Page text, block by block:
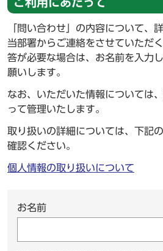
「問い合わせ」の内容について、
当部署からご連絡をさせていただ
答が必要な場合は、お名前を入力
願いします。
なお、いただいた情報については
って管理いたします。
取り扱いの詳細については、下記
確認ください。
個人情報の取り扱いについて
お名前